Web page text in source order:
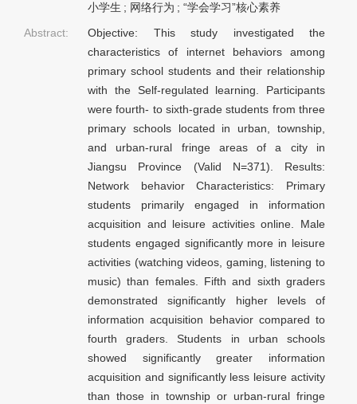
小学生 ; 网络行为 ; “学会学习”核心素养
Abstract:
Objective: This study investigated the
characteristics of internet behaviors among
primary school students and their relationship
with the Self-regulated learning. Participants
were fourth- to sixth-grade students from three
primary schools located in urban, township,
and urban-rural fringe areas of a city in
Jiangsu Province (Valid N=371). Results:
Network behavior Characteristics: Primary
students primarily engaged in information
acquisition and leisure activities online. Male
students engaged significantly more in leisure
activities (watching videos, gaming, listening to
music) than females. Fifth and sixth graders
demonstrated significantly higher levels of
information acquisition behavior compared to
fourth graders. Students in urban schools
showed significantly greater information
acquisition and significantly less leisure activity
than those in township or urban-rural fringe